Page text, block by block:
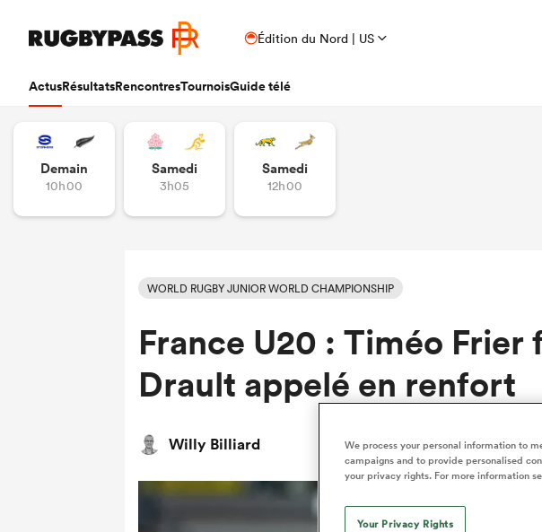
Édition du Nord | US
ActusRésultatsRencontresTournoisGuide télé
Demain
10h00
Samedi
3h05
Samedi
12h00
WORLD RUGBY JUNIOR WORLD CHAMPIONSHIP
France U20 : Timéo
Drault appelé en renfort
Willy Billiard
We process your personal information to
campaigns and to provide personalised
your privacy rights. For more information
Your Privacy Rights